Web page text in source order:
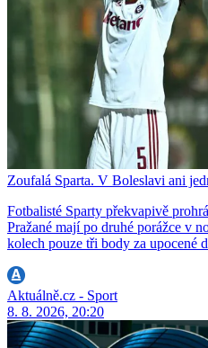
Zoufalá Sparta. V Boleslavi ani
Fotbalisté Sparty překvapivě
Pražané mají po druhé porážce v
kolech pouze tři body za upocené
Aktuálně.cz - Sport
8. 8. 2026, 20:20